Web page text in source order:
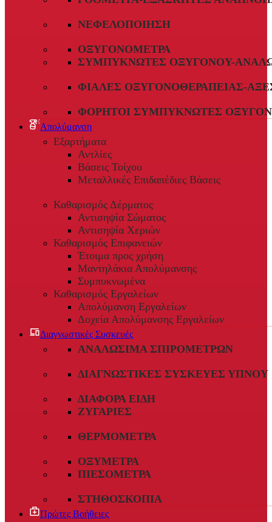
ΝΕΦΕΛΟΠΟΊΗΣΗ
ΟΞΥΓΟΝΌΜΕΤΡΑ
ΣΥΜΠΥΚΝΩΤΈΣ ΟΞΥΓΌΝΟΥ-
ΦΙΆΛΕΣ ΟΞΥΓΟΝΟΘΕΡΑΠΕΊΑΣ-
ΦΟΡΗΤΟΊ ΣΥΜΠΥΚΝΩΤΈΣ
Απολύμανση
Εξαρτήματα
Αντλίες
Βάσεις Τοίχου
Μεταλλικές Επιδαπέδιες Βάσεις
Καθαρισμός Δέρματος
Αντισηψία Σώματος
Αντισηψία Χεριών
Καθαρισμός Επιφανειών
Έτοιμα προς χρήση
Μαντηλάκια Απολύμανσης
Συμπυκνωμένα
Καθαρισμός Εργαλείων
Απολύμανση Εργαλείων
Δοχεία Απολύμανσης Εργαλείων
Διαγνωστικές Συσκευές
ΑΝΑΛΏΣΙΜΑ ΣΠΙΡΟΜΈΤΡΩΝ
ΔΙΑΓΝΩΣΤΙΚΈΣ ΣΥΣΚΕΥΈΣ ΎΠΝΟΥ
ΔΙΆΦΟΡΑ ΕΊΔΗ
ΖΥΓΑΡΙΈΣ
ΘΕΡΜΌΜΕΤΡΑ
ΟΞΎΜΕΤΡΑ
ΠΙΕΣΌΜΕΤΡΑ
ΣΤΗΘΟΣΚΌΠΙΑ
Πρώτες Βοήθειες